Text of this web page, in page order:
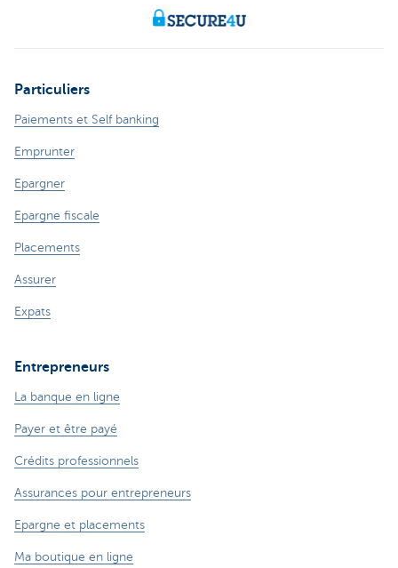
Particuliers
Paiements et Self banking
Emprunter
Epargner
Epargne fiscale
Placements
Assurer
Expats
Entrepreneurs
La banque en ligne
Payer et être payé
Crédits professionnels
Assurances pour entrepreneurs
Epargne et placements
Ma boutique en ligne